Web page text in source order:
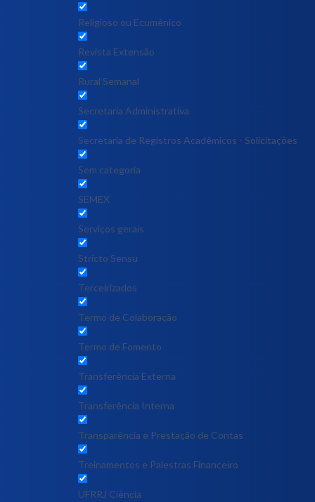
Religioso ou Ecumênico
Revista Extensão
Rural Semanal
Secretaria Administrativa
Secretaria de Registros Acadêmicos - Solicitações
Sem categoria
SEMEX
Serviços gerais
Stricto Sensu
Terceirizados
Termo de Colaboração
Termo de Fomento
Transferência Externa
Transferência Interna
Transparência e Prestação de Contas
Treinamentos e Palestras Financeiro
UFRRJ Ciência